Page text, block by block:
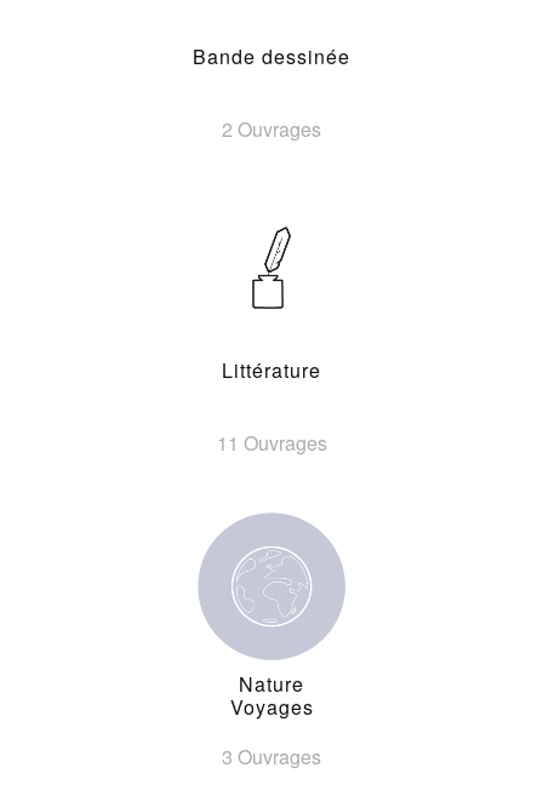
Bande dessinée
2 Ouvrages
Littérature
11 Ouvrages
Nature
Voyages
3 Ouvrages